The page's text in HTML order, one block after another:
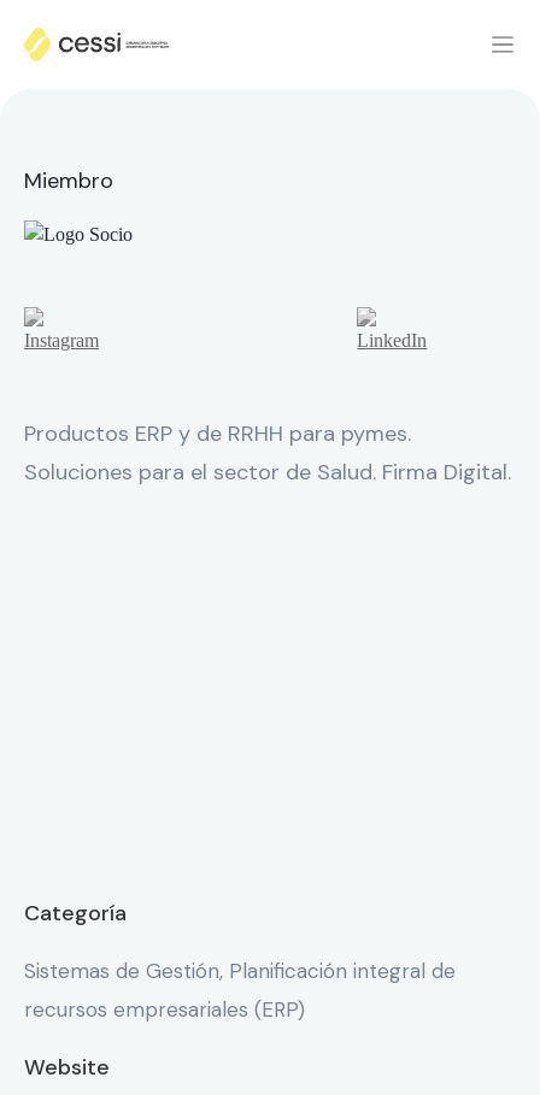
Miembro
Productos ERP y de RRHH para pymes.
Soluciones para el sector de Salud. Firma Digital.
Categoría
Sistemas de Gestión, Planificación integral de
recursos empresariales (ERP)
Website